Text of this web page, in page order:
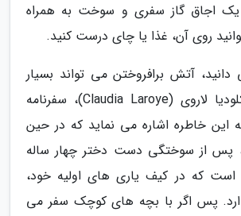
اجاق گاز سفری و سوخت به همراه
روی آن، غذا یا چای درست کنید.
آتش برافروختن می تواند بسیار
خطرناک باشد. کلودیا لاروی (Claudia Laroye)، سفرنامه
این خاطره اشاره می نماید که در حین
پس از سوختگی دست دختر چهار ساله
که در کیف یاری های اولیه خود،
پس اگر با بچه های کوچک سفر می